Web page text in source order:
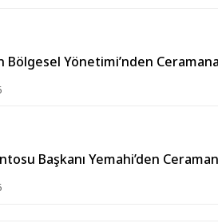
Yönetimi’nden
Başkanı Yemahi’den